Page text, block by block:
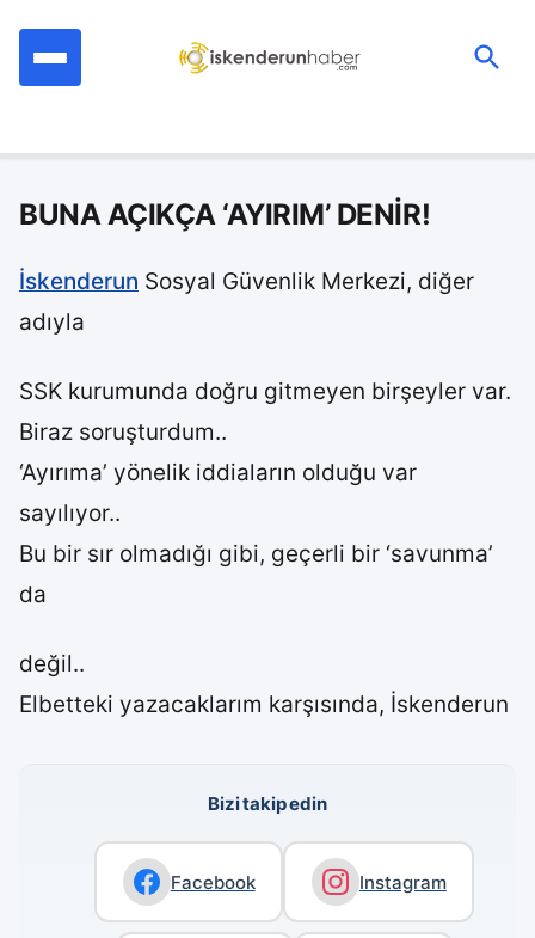
BUNA AÇIKÇA ‘AYIRIM’ DENİR!
İskenderun Sosyal Güvenlik Merkezi, diğer
adıyla
SSK kurumunda doğru gitmeyen birşeyler var.
Biraz soruşturdum..
‘Ayırıma’ yönelik iddiaların olduğu var
sayılıyor..
Bu bir sır olmadığı gibi, geçerli bir ‘savunma’
da
değil..
Elbetteki yazacaklarım karşısında, İskenderun
Bizi takip edin
Facebook Instagram